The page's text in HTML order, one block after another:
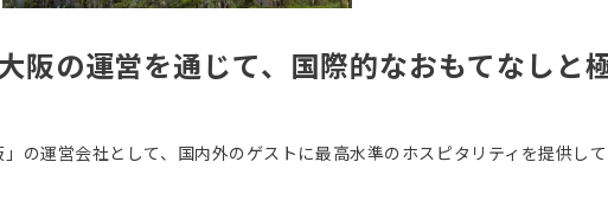
阪の運営を通じて、国際的なおもてなしと
の運営会社として、国内外のゲストに最高水準のホスピタリティを提供して